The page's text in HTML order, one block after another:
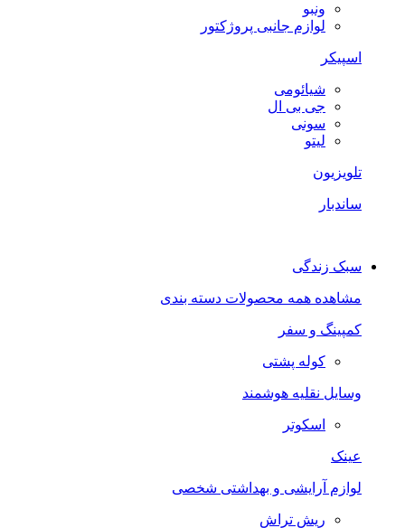
ونبو
لوازم جانبی پروژکتور
اسپیکر
شیائومی
جی بی ال
سونی
لیتو
تلویزیون
ساندبار
سبک زندگی
مشاهده همه محصولات دسته بندی
کمپینگ و سفر
کوله پشتی
وسایل نقلیه هوشمند
اسکوتر
عینک
لوازم آرایشی و بهداشتی شخصی
ریش تراش